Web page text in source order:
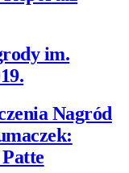
im.
Nagród